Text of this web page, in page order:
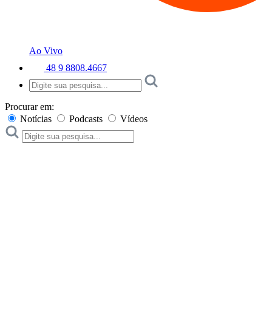
Ao Vivo
48 9 8808.4667
Procurar em:
Notícias
Podcasts Vídeos